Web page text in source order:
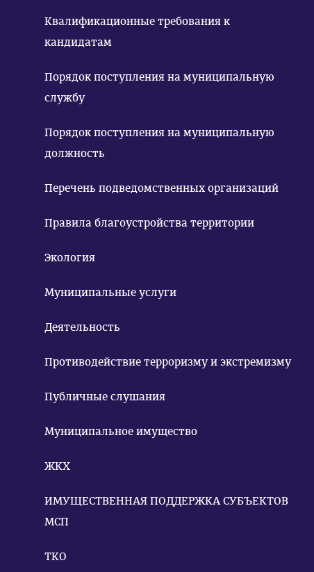
Квалификационные требования к
кандидатам
Порядок поступления на муниципальную
службу
Порядок поступления на муниципальную
должность
Перечень подведомственных организаций
Правила благоустройства территории
Экология
Муниципальные услуги
Деятельность
Противодействие терроризму и экстремизму
Публичные слушания
Муниципальное имущество
ЖКХ
ИМУЩЕСТВЕННАЯ ПОДДЕРЖКА СУБЪЕКТОВ
МСП
ТКО